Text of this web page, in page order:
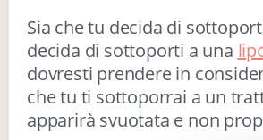
Sia che tu decida di
decida di sottoporti a una
dovresti prendere in
che tu ti sottoporrai a un
apparirà svuotata e non